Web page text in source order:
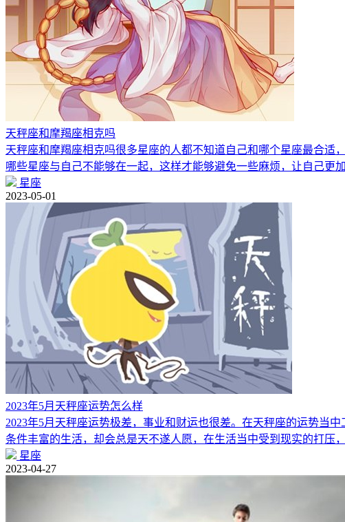
天秤座和摩羯座相克吗
天秤座和摩羯座相克吗很多星座的人都不知道自己和哪个星座最合
哪些星座与自己不能够在一起，这样才能够避免一些麻烦，让自己更
星座
2023-05-01
2023年5月天秤座运势怎么样
2023年5月天秤座运势极差，事业和财运也很差。在天秤座的运势当
条件丰富的生活，却会总是天不遂人愿，在生活当中受到现实的打压
星座
2023-04-27